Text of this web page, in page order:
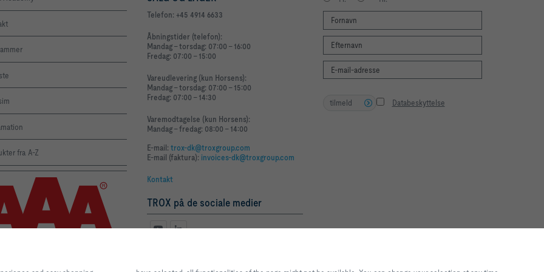
fra A-Z
Telefon: +45 4914 6633
Åbningstider (telefon):
Mandag - torsdag: 07:00 - 16:00
Fredag: 07:00 - 15:00
Vareudlevering (kun Horsens):
Mandag - torsdag: 07:00 - 15:00
Fredag: 07:00 - 14:30
Varemodtagelse (kun Horsens):
Mandag - fredag: 08:00 - 14:00
E-mail: trox-dk@troxgroup.com
E-mail (faktura): invoices-dk@troxgroup.com
Kontakt
TROX på de sociale medier
Databeskyttelse
tilmeld